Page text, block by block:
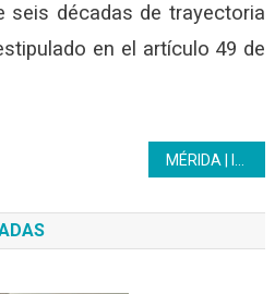
seis décadas de trayectoria
en el artículo 49 de
MÉRIDA | Inces exhorta a las empresas públicas a cumplir con las obligaciones tributarias